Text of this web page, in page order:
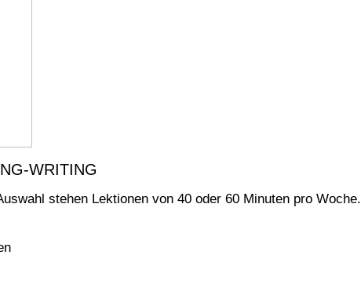
WRITING
stehen Lektionen von 40 oder 60 Minuten pro Woche.